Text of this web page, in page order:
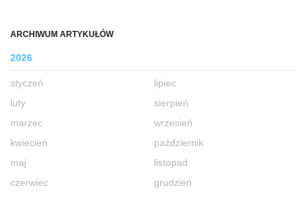
ARCHIWUM ARTYKUŁÓW
2026
styczeń
luty
marzec
kwiecień
maj
czerwiec
lipiec
sierpień
wrzesień
październik
listopad
grudzień